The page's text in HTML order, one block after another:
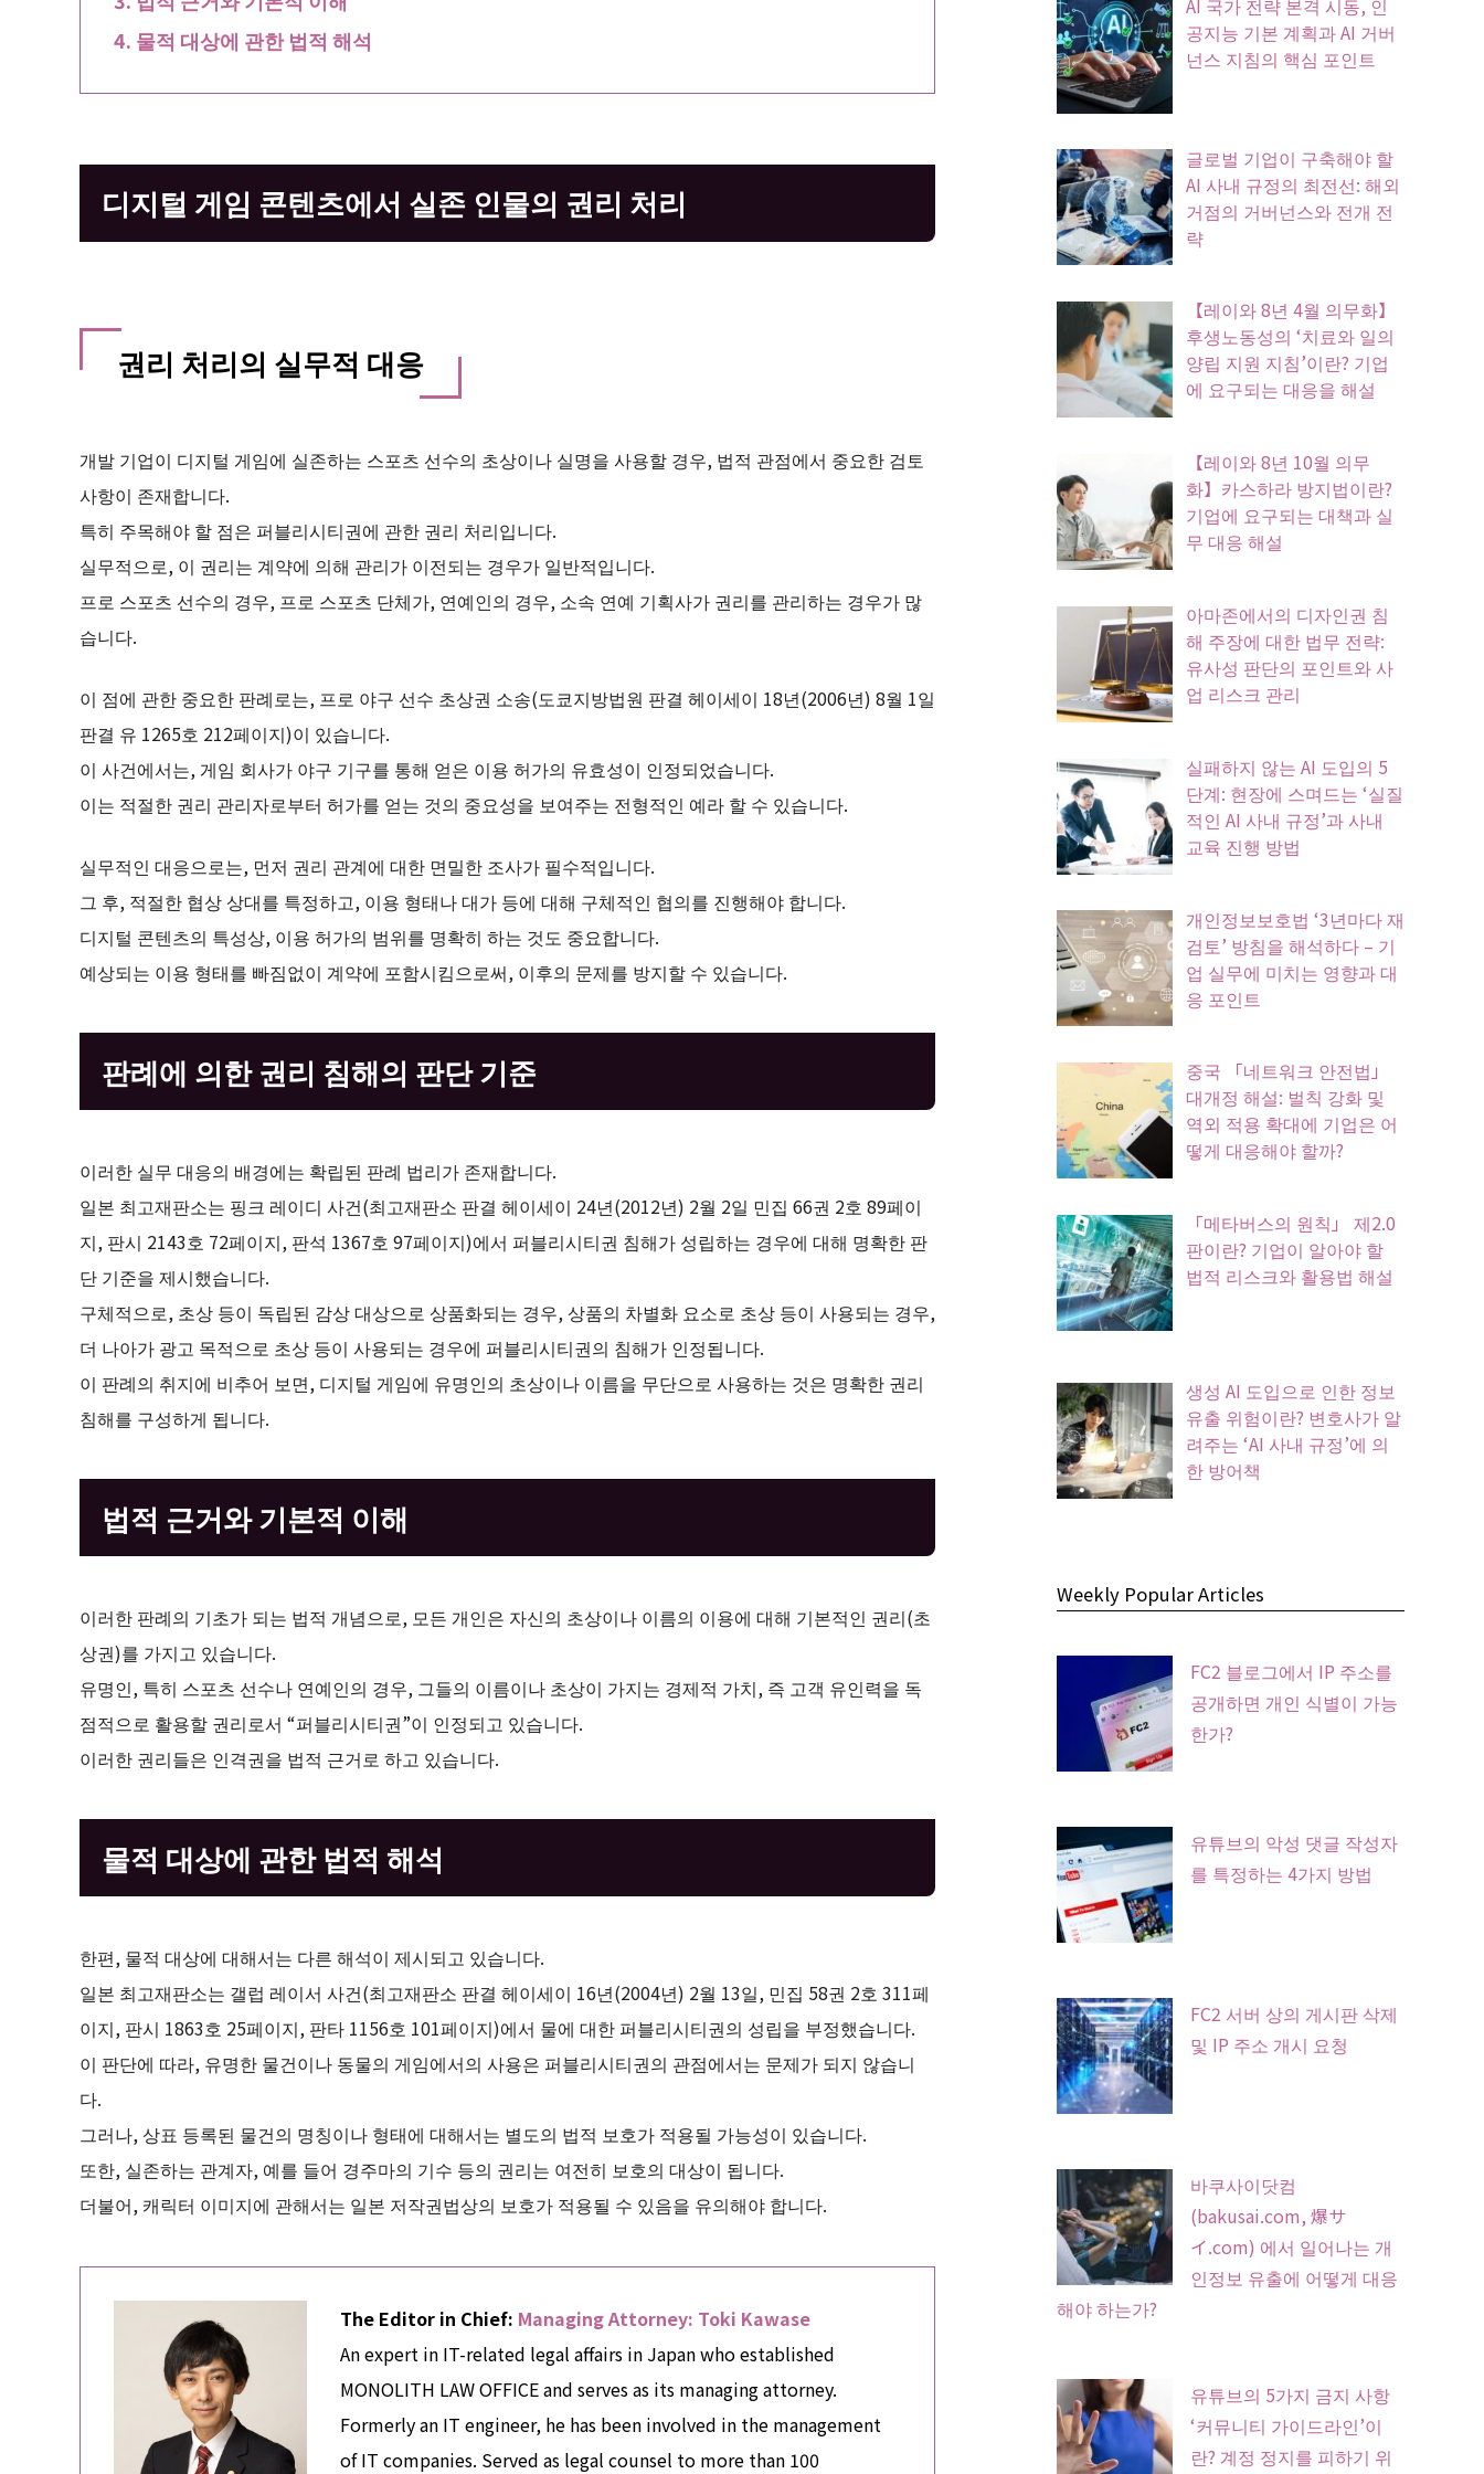
물적 대상에 관한 법적 해석
디지털 게임 콘텐츠에서 실존 인물의 권리 처리
권리 처리의 실무적 대응
개발 기업이 디지털 게임에 실존하는 스포츠 선수의 초상이나 실명을 사용할 경우, 법적 관점에서 중요한 검토
사항이 존재합니다.
특히 주목해야 할 점은 퍼블리시티권에 관한 권리 처리입니다.
실무적으로, 이 권리는 계약에 의해 관리가 이전되는 경우가 일반적입니다.
프로 스포츠 선수의 경우, 프로 스포츠 단체가, 연예인의 경우, 소속 연예 기획사가 권리를 관리하는 경우가 많
습니다.
이 점에 관한 중요한 판례로는, 프로 야구 선수 초상권 소송(도쿄지방법원 판결 헤이세이 18년(2006년) 8월 1일
판결 유 1265호 212페이지)이 있습니다.
이 사건에서는, 게임 회사가 야구 기구를 통해 얻은 이용 허가의 유효성이 인정되었습니다.
이는 적절한 권리 관리자로부터 허가를 얻는 것의 중요성을 보여주는 전형적인 예라 할 수 있습니다.
실무적인 대응으로는, 먼저 권리 관계에 대한 면밀한 조사가 필수적입니다.
그 후, 적절한 협상 상대를 특정하고, 이용 형태나 대가 등에 대해 구체적인 협의를 진행해야 합니다.
디지털 콘텐츠의 특성상, 이용 허가의 범위를 명확히 하는 것도 중요합니다.
예상되는 이용 형태를 빠짐없이 계약에 포함시킴으로써, 이후의 문제를 방지할 수 있습니다.
판례에 의한 권리 침해의 판단 기준
이러한 실무 대응의 배경에는 확립된 판례 법리가 존재합니다.
일본 최고재판소는 핑크 레이디 사건(최고재판소 판결 헤이세이 24년(2012년) 2월 2일 민집 66권 2호 89페이
지, 판시 2143호 72페이지, 판석 1367호 97페이지)에서 퍼블리시티권 침해가 성립하는 경우에 대해 명확한 판
단 기준을 제시했습니다.
구체적으로, 초상 등이 독립된 감상 대상으로 상품화되는 경우, 상품의 차별화 요소로 초상 등이 사용되는 경우,
더 나아가 광고 목적으로 초상 등이 사용되는 경우에 퍼블리시티권의 침해가 인정됩니다.
이 판례의 취지에 비추어 보면, 디지털 게임에 유명인의 초상이나 이름을 무단으로 사용하는 것은 명확한 권리
침해를 구성하게 됩니다.
법적 근거와 기본적 이해
이러한 판례의 기초가 되는 법적 개념으로, 모든 개인은 자신의 초상이나 이름의 이용에 대해 기본적인 권리(초
상권)를 가지고 있습니다.
유명인, 특히 스포츠 선수나 연예인의 경우, 그들의 이름이나 초상이 가지는 경제적 가치, 즉 고객 유인력을 독
점적으로 활용할 권리로서 “퍼블리시티권”이 인정되고 있습니다.
이러한 권리들은 인격권을 법적 근거로 하고 있습니다.
물적 대상에 관한 법적 해석
한편, 물적 대상에 대해서는 다른 해석이 제시되고 있습니다.
일본 최고재판소는 갤럽 레이서 사건(최고재판소 판결 헤이세이 16년(2004년) 2월 13일, 민집 58권 2호 311페
이지, 판시 1863호 25페이지, 판타 1156호 101페이지)에서 물에 대한 퍼블리시티권의 성립을 부정했습니다.
이 판단에 따라, 유명한 물건이나 동물의 게임에서의 사용은 퍼블리시티권의 관점에서는 문제가 되지 않습니
다.
그러나, 상표 등록된 물건의 명칭이나 형태에 대해서는 별도의 법적 보호가 적용될 가능성이 있습니다.
또한, 실존하는 관계자, 예를 들어 경주마의 기수 등의 권리는 여전히 보호의 대상이 됩니다.
더불어, 캐릭터 이미지에 관해서는 일본 저작권법상의 보호가 적용될 수 있음을 유의해야 합니다.
The Editor in Chief: Managing Attorney: Toki Kawase
An expert in IT-related legal affairs in Japan who established
MONOLITH LAW OFFICE and serves as its managing attorney.
Formerly an IT engineer, he has been involved in the management
of IT companies. Served as legal counsel to more than 100
AI 국가 전략 본격 시동, 인
공지능 기본 계획과 AI 거버
넌스 지침의 핵심 포인트
글로벌 기업이 구축해야 할
AI 사내 규정의 최전선: 해외
거점의 거버넌스와 전개 전
략
【레이와 8년 4월 의무화】
후생노동성의 ‘치료와 일의
양립 지원 지침’이란? 기업
에 요구되는 대응을 해설
【레이와 8년 10월 의무
화】카스하라 방지법이란?
기업에 요구되는 대책과 실
무 대응 해설
아마존에서의 디자인권 침
해 주장에 대한 법무 전략:
유사성 판단의 포인트와 사
업 리스크 관리
실패하지 않는 AI 도입의 5
단계: 현장에 스며드는 ‘실질
적인 AI 사내 규정’과 사내
교육 진행 방법
개인정보보호법 ‘3년마다 재
검토’ 방침을 해석하다 – 기
업 실무에 미치는 영향과 대
응 포인트
중국 「네트워크 안전법」
대개정 해설: 벌칙 강화 및
역외 적용 확대에 기업은 어
떻게 대응해야 할까?
「메타버스의 원칙」 제2.0
판이란? 기업이 알아야 할
법적 리스크와 활용법 해설
생성 AI 도입으로 인한 정보
유출 위험이란? 변호사가 알
려주는 ‘AI 사내 규정’에 의
한 방어책
Weekly Popular Articles
FC2 블로그에서 IP 주소를
공개하면 개인 식별이 가능
한가?
유튜브의 악성 댓글 작성자
를 특정하는 4가지 방법
FC2 서버 상의 게시판 삭제
및 IP 주소 개시 요청
바쿠사이닷컴
(bakusai.com, 爆サ
イ.com) 에서 일어나는 개
인정보 유출에 어떻게 대응
해야 하는가?
유튜브의 5가지 금지 사항
‘커뮤니티 가이드라인’이
란? 계정 정지를 피하기 위